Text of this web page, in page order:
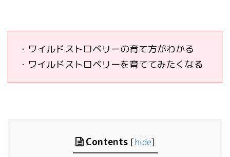
・ワイルドストロベリーの育て方がわかる
・ワイルドストロベリーを育ててみたくなる
Contents [hide]